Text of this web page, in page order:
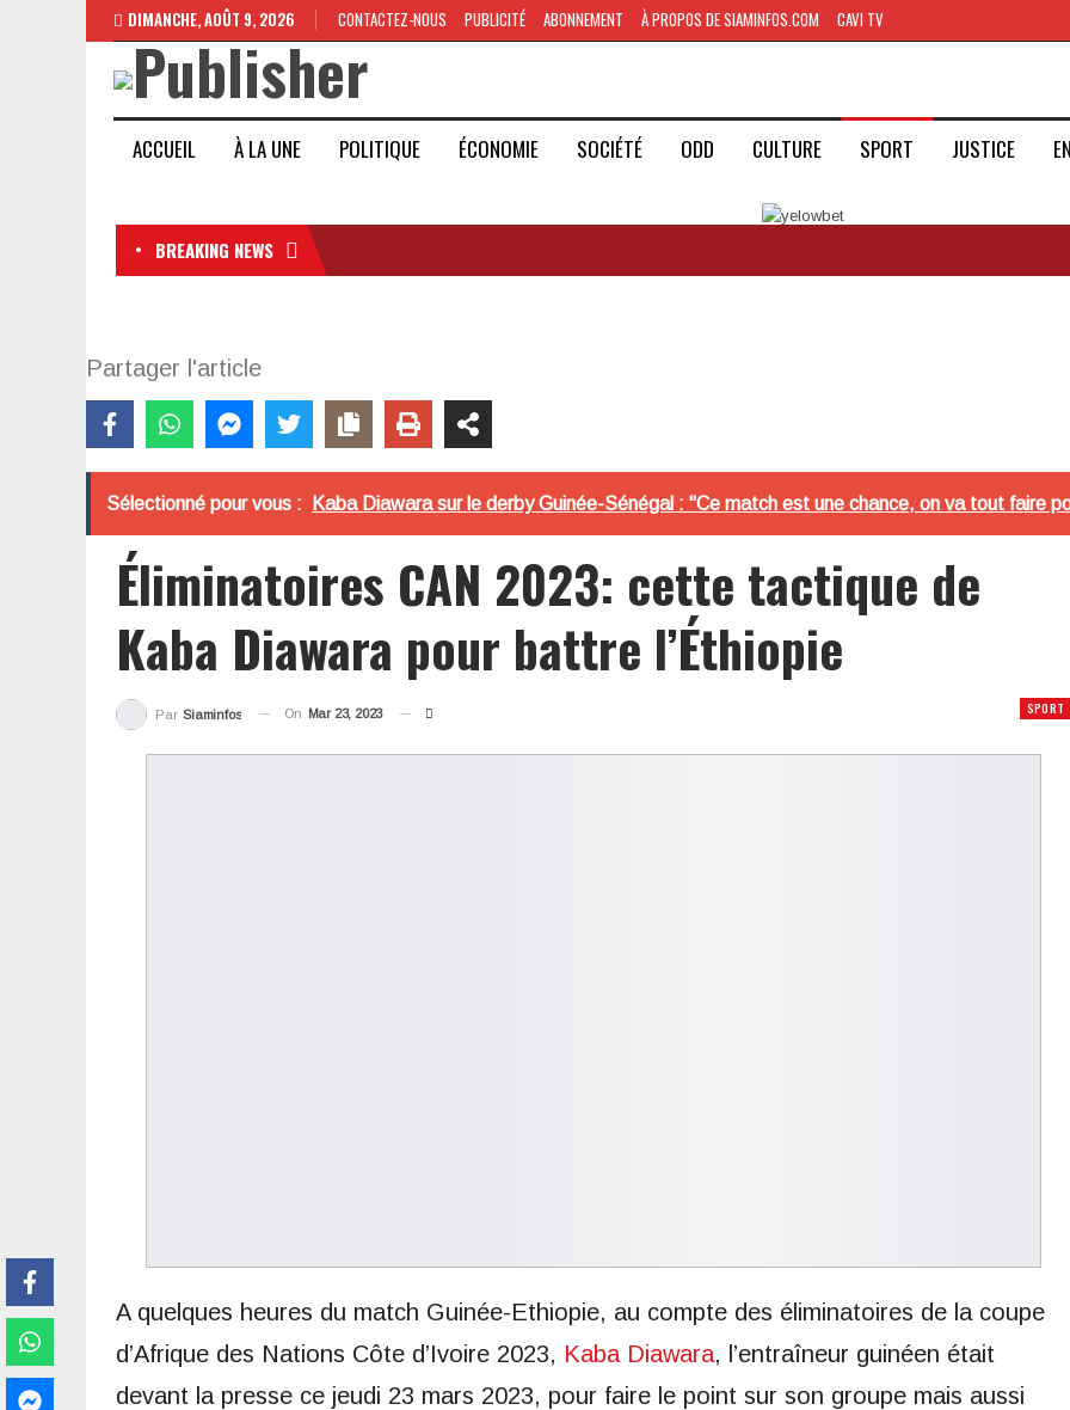
DIMANCHE, AOÛT 9, 2026 CONTACTEZ-NOUS PUBLICITÉ ABONNEMENT À PROPOS DE SIAMINFOS.COM CAVI TV
ACCUEIL À LA UNE POLITIQUE ÉCONOMIE SOCIÉTÉ ODD CULTURE SPORT JUSTICE
BREAKING NEWS
Partager l'article
Sélectionné pour vous : Kaba Diawara sur le derby Guinée-Sénégal : "Ce match est une chance, on va tout faire
Éliminatoires CAN 2023: cette tactique de
Kaba Diawara pour battre l’Éthiopie
SPORT
Par Siaminfos On Mar 23, 2023
A quelques heures du match Guinée-Ethiopie, au compte des éliminatoires de la coupe
d’Afrique des Nations Côte d’Ivoire 2023, Kaba Diawara, l’entraîneur guinéen était
devant la presse ce jeudi 23 mars 2023, pour faire le point sur son groupe mais aussi